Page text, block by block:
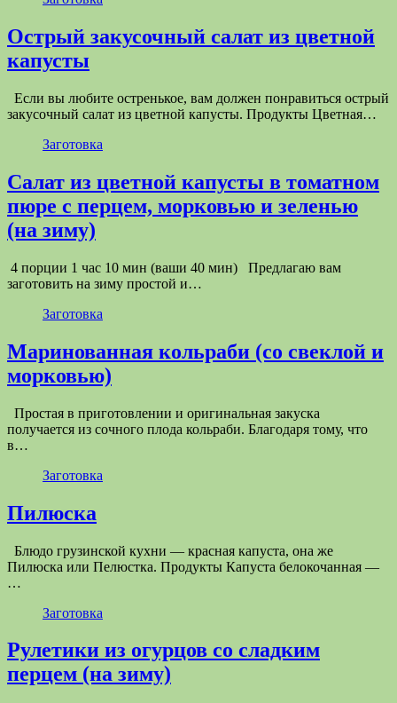
Острый закусочный салат из цветной
капусты
Если вы любите остренькое, вам должен понравиться острый
закусочный салат из цветной капусты. Продукты Цветная…
Заготовка
Салат из цветной капусты в томатном
пюре с перцем, морковью и зеленью
(на зиму)
4 порции 1 час 10 мин (ваши 40 мин) Предлагаю вам
заготовить на зиму простой и…
Заготовка
Маринованная кольраби (со свеклой и
морковью)
Простая в приготовлении и оригинальная закуска
получается из сочного плода кольраби. Благодаря тому, что
в…
Заготовка
Пилюска
Блюдо грузинской кухни — красная капуста, она же
Пилюска или Пелюстка. Продукты Капуста белокочанная —
…
Заготовка
Рулетики из огурцов со сладким
перцем (на зиму)